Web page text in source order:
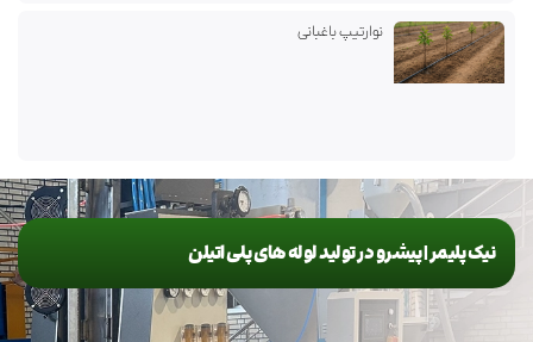
نوارتیپ باغبانی
نیک پلیمر | پیشرو در تولید لوله های پلی اتیلن